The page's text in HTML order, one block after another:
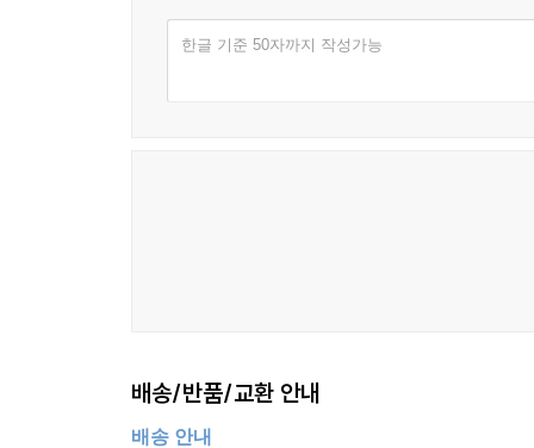
1절. 감염을 막는 개인보다 회복을 돕는 관계
2절. 댓글 문화의 작은 안전장치
한글 기준 50자까지 작성가능
배송/반품/교환 안내
배송 안내